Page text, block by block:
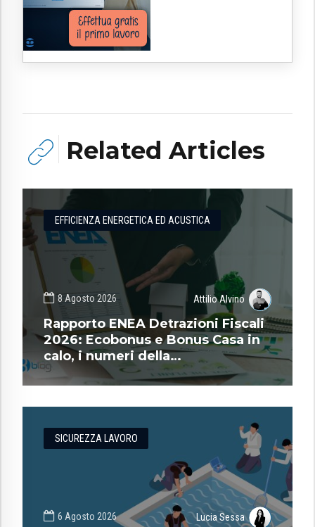
Related Articles
EFFICIENZA ENERGETICA ED ACUSTICA
8 Agosto 2026 Attilio Alvino
Rapporto ENEA Detrazioni Fiscali
2026: Ecobonus e Bonus Casa in
calo, i numeri della
riqualificazione energetica
SICUREZZA LAVORO
6 Agosto 2026 Lucia Sessa